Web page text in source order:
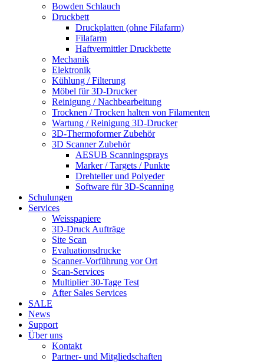
Bowden Schlauch
Druckbett
Druckplatten (ohne Filafarm)
Filafarm
Haftvermittler Druckbette
Mechanik
Elektronik
Kühlung / Filterung
Möbel für 3D-Drucker
Reinigung / Nachbearbeitung
Trocknen / Trocken halten von Filamenten
Wartung / Reinigung 3D-Drucker
3D-Thermoformer Zubehör
3D Scanner Zubehör
AESUB Scanningsprays
Marker / Targets / Punkte
Drehteller und Polyeder
Software für 3D-Scanning
Schulungen
Services
Weisspapiere
3D-Druck Aufträge
Site Scan
Evaluationsdrucke
Scanner-Vorführung vor Ort
Scan-Services
Multiplier 30-Tage Test
After Sales Services
SALE
News
Support
Über uns
Kontakt
Partner- und Mitgliedschaften